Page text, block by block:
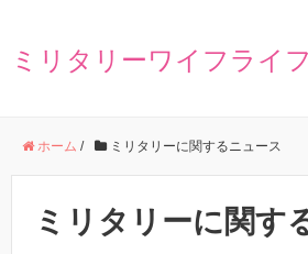
ミリタリーワイフライフ
ホーム / ミリタリーに関するニュース
ミリタリーに関す